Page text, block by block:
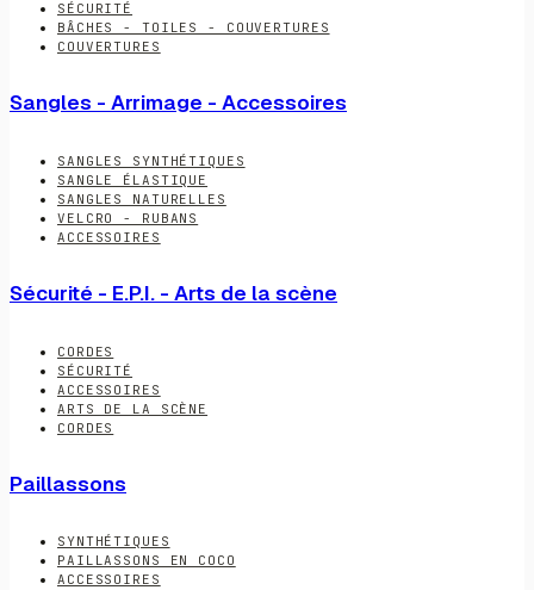
SÉCURITÉ
BÂCHES - TOILES - COUVERTURES
COUVERTURES
Sangles - Arrimage - Accessoires
SANGLES SYNTHÉTIQUES
SANGLE ÉLASTIQUE
SANGLES NATURELLES
VELCRO - RUBANS
ACCESSOIRES
Sécurité - E.P.I. - Arts de la scène
CORDES
SÉCURITÉ
ACCESSOIRES
ARTS DE LA SCÈNE
CORDES
Paillassons
SYNTHÉTIQUES
PAILLASSONS EN COCO
ACCESSOIRES